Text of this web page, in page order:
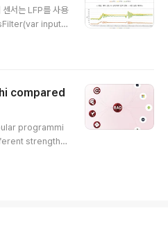
change
센서는 LFP를 사용
input,
// Calculate f
do begi
input[i] - inp..
compared
programmi
strengths
Del
is an interpr